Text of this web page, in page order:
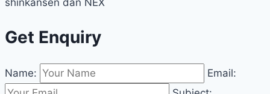
Get Enquiry
Name:
Email: